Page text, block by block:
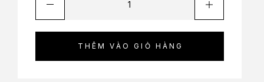
THÊM VÀO GIỎ HÀNG